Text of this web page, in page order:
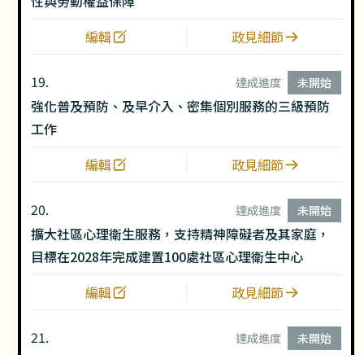
編輯
政見細節
19. 達成進度 未開始
強化普及預防、及早介入、密集個別服務的三級預防
工作
編輯
政見細節
20. 達成進度 未開始
擴大社區心理衛生服務，支持精神障礙者及其家庭，
目標在2028年完成建置100處社區心理衛生中心
編輯
政見細節
21. 達成進度 未開始